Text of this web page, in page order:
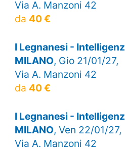
Via A. Manzoni 42
da 40 €
I Legnanesi -
MILANO, Gio 21/01/27,
Via A. Manzoni 42
da 40 €
I Legnanesi -
MILANO, Ven 22/01/27,
Via A. Manzoni 42